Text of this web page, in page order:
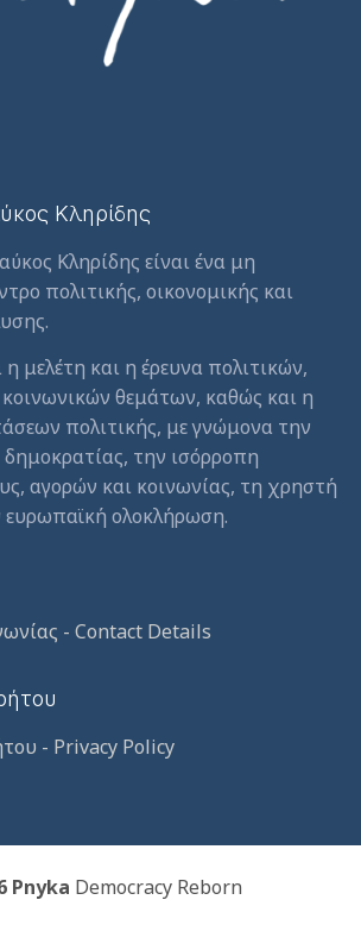
Κληρίδης
Κληρίδης είναι ένα μη
πολιτικής, οικονομικής και
μελέτη και η έρευνα πολιτικών,
θεμάτων, καθώς και η
πολιτικής, με γνώμονα την
την ισόρροπη
αγορών και κοινωνίας, τη χρηστή
ευρωπαϊκή ολοκλήρωση.
- Contact Details
- Privacy Policy
Pnyka Democracy Reborn